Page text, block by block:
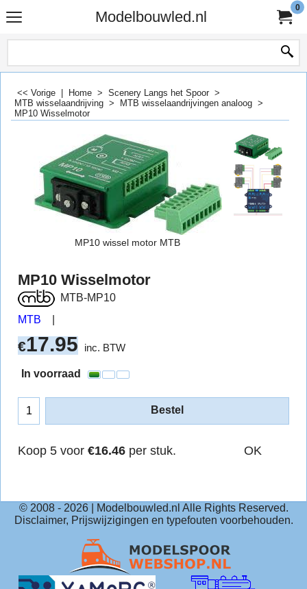
Modelbouwled.nl
0
<< Vorige Home > Scenery Langs het Spoor >
MTB wisselaandrijving > MTB wisselaandrijvingen analoog >
MP10 Wisselmotor
MP10 wissel motor MTB
MP10 Wisselmotor
MTB
MTB-MP10
€17.95 inc. BTW
In voorraad
Bestel
Koop 5 voor €16.46 per stuk. OK
© 2008 - 2026| Modelbouwled.nl Alle Rights Reserved.
Disclaimer, Prijswijzigingen en typefouten voorbehouden.